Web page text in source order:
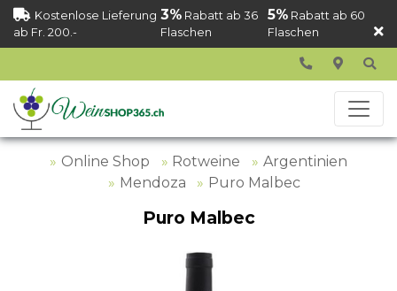
Kostenlose Lieferung
ab Fr. 200.-
3% Rabatt ab 36
Flaschen
5%Rabatt ab 60
Flaschen
Online Shop Rotweine
Argentinien
Mendoza
Puro Malbec
Puro Malbec